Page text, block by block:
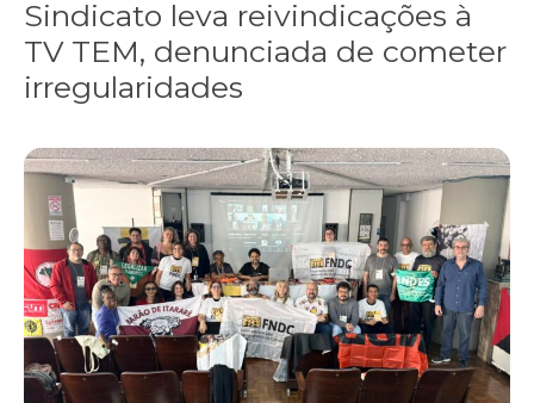
Sindicato leva reivindicações à
TV TEM, denunciada de cometer
irregularidades
FNDC aprova plataforma de 20 pontos para as eleições 2026